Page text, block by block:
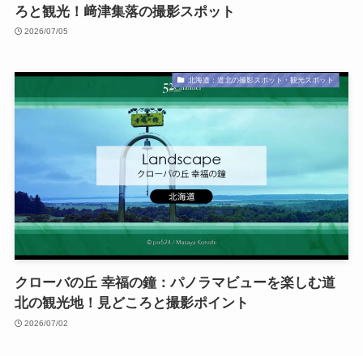
ろと観光！﨑津集落の撮影スポット
2026/07/05
北海道：道北の撮影スポット・観光スポット
クローバの丘 幸福の鐘：パノラマビューを楽しむ道
北の観光地！見どころと撮影ポイント
2026/07/02